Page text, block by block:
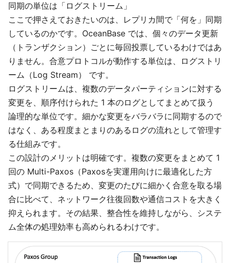
同期の単位は「ログストリーム」
ここで押さえておきたいのは、レプリカ間で「何を」同期
しているのかです。OceanBase では、個々のデータ更新
（トランザクション）ごとに毎回投票しているわけではあ
りません。合意プロトコルが動作する単位は、ログストリ
ーム（Log Stream） です。
ログストリームは、複数のデータパーティションに対する
変更を、順序付けられた 1 本のログとしてまとめて扱う
論理的な単位です。細かな変更をバラバラに同期するので
はなく、ある程度まとまりのあるログの流れとして管理す
る仕組みです。
この設計のメリットは明確です。複数の変更をまとめて 1
回の Multi-Paxos（Paxosを実運用向けに最適化した方
式）で同期できるため、変更のたびに細かく合意を取る場
合に比べて、ネットワーク往復回数や通信コストを大きく
抑えられます。その結果、整合性を維持しながら、システ
ム全体の処理効率も高められるわけです。